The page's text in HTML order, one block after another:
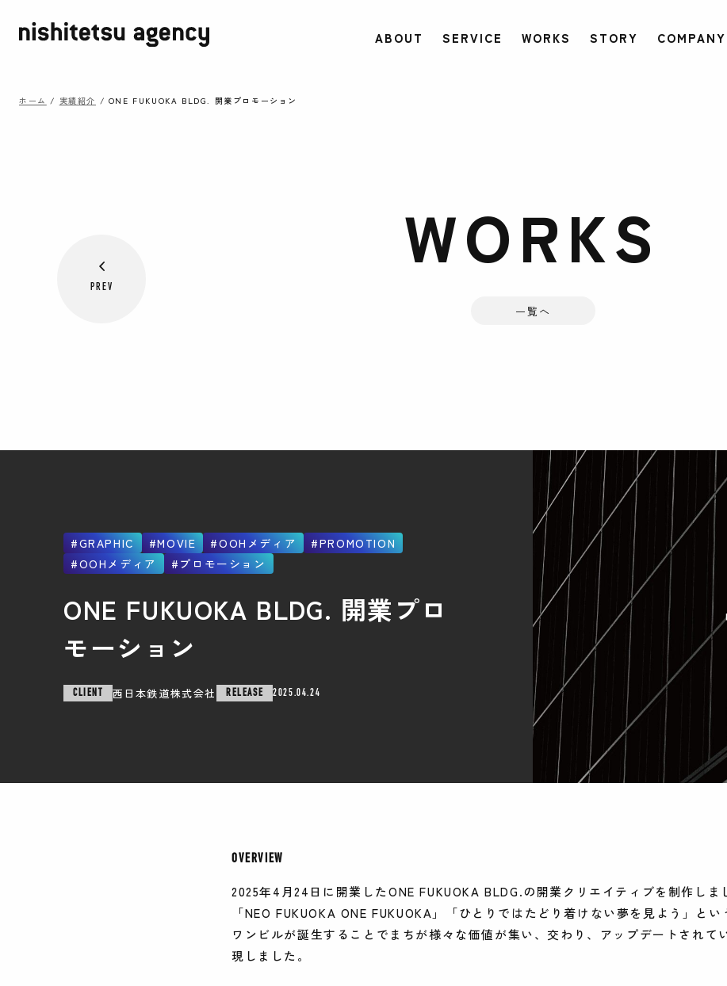
ABOUT SERVICE WORKS STORY COMPANY
ホーム / 実績紹介 / ONE FUKUOKA BLDG. 開業プロモーション
WORKS
PREV
一覧へ
GRAPHIC MOVIE OOHメディア
PROMOTION
OOHメディア
プロモーション
ONE FUKUOKA BLDG. 開業プロ
モーション
CLIENT 西日本鉄道株式会社 RELEASE 2025.04.24
OVERVIEW
2025年4月24日に開業したONE FUKUOKA BLDG.の開業クリエイティブを制作しま
「NEO FUKUOKA ONE FUKUOKA」「ひとりではたどり着けない夢を見よう」とい
ワンビルが誕生することでまちが様々な価値が集い、交わり、アップデートされて
現しました。